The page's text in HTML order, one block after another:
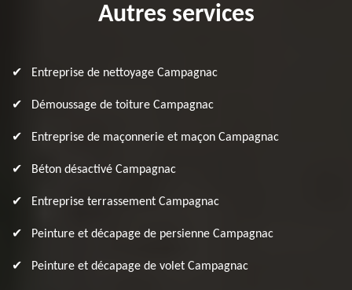
Autres services
Entreprise de nettoyage Campagnac
Démoussage de toiture Campagnac
Entreprise de maçonnerie et maçon Campagnac
Béton désactivé Campagnac
Entreprise terrassement Campagnac
Peinture et décapage de persienne Campagnac
Peinture et décapage de volet Campagnac